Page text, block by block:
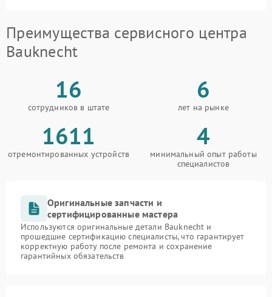
Преимущества сервисного центра
Bauknecht
16
сотрудников в штате
6
лет на рынке
1611
отремонтированных устройств
4
минимальный опыт работы
специалистов
Оригинальные запчасти и
сертифицированные мастера
Используются оригинальные детали Bauknecht и
прошедшие сертификацию специалисты, что гарантирует
корректную работу после ремонта и сохранение
гарантийных обязательств